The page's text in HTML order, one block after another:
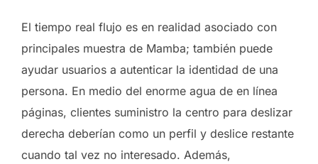
El tiempo real flujo es en realidad asociado con
principales muestra de Mamba; también puede
ayudar usuarios a autenticar la identidad de una
persona. En medio del enorme agua de en línea
páginas, clientes suministro la centro para deslizar
derecha deberían como un perfil y deslice restante
cuando tal vez no interesado. Además,